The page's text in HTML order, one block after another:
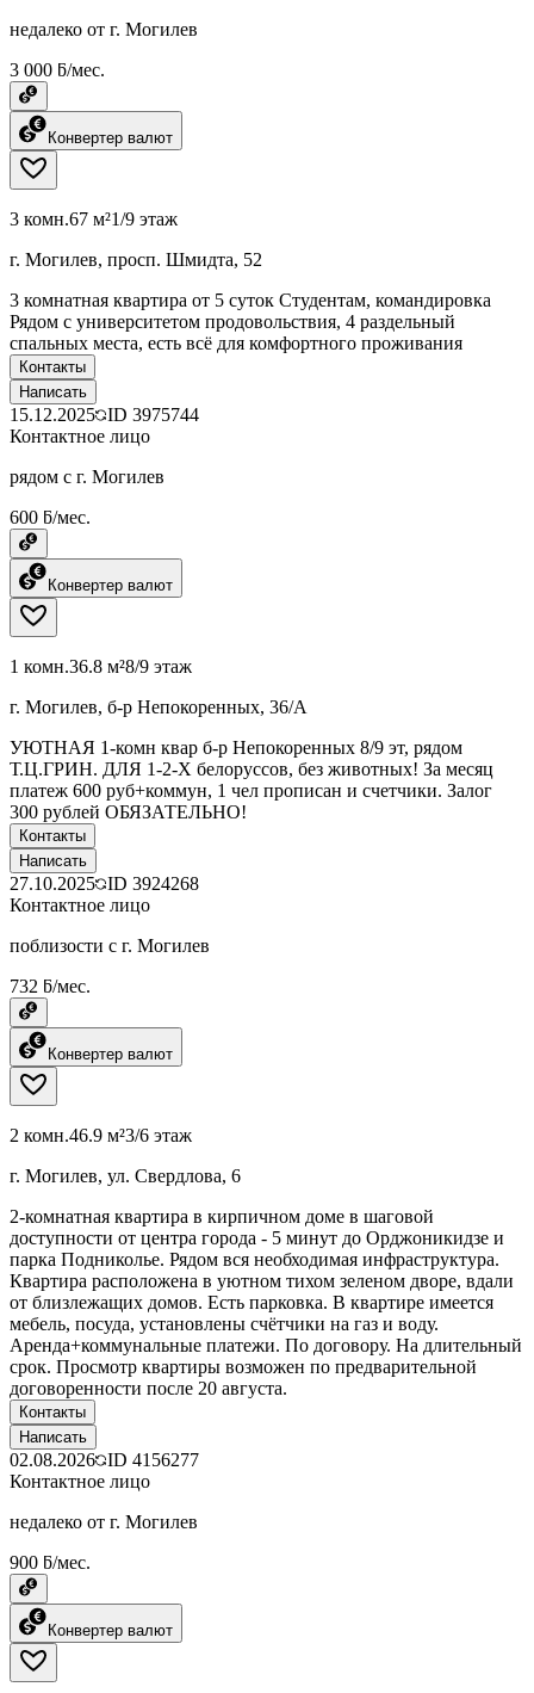
недалеко от г. Могилев
3 000 ƃ/мес.
Конвертер валют
3 комн.67 м²1/9 этаж
г. Могилев, просп. Шмидта, 52
3 комнатная квартира от 5 суток Студентам, командировка
Рядом с университетом продовольствия, 4 раздельный
спальных места, есть всё для комфортного проживания
Контакты
Написать
15.12.2025 ID 3975744
Контактное лицо
рядом с г. Могилев
600 ƃ/мес.
Конвертер валют
1 комн.36.8 м²8/9 этаж
г. Могилев, б-р Непокоренных, 36/А
УЮТНАЯ 1-комн квар б-р Непокоренных 8/9 эт, рядом
Т.Ц.ГРИН. ДЛЯ 1-2-Х белоруссов, без животных! За месяц
платеж 600 руб+коммун, 1 чел прописан и счетчики. Залог
300 рублей ОБЯЗАТЕЛЬНО!
Контакты
Написать
27.10.2025 ID 3924268
Контактное лицо
поблизости с г. Могилев
732 ƃ/мес.
Конвертер валют
2 комн.46.9 м²3/6 этаж
г. Могилев, ул. Свердлова, 6
2-комнатная квартира в кирпичном доме в шаговой
доступности от центра города - 5 минут до Орджоникидзе и
парка Подниколье. Рядом вся необходимая инфраструктура.
Квартира расположена в уютном тихом зеленом дворе, вдали
от близлежащих домов. Есть парковка. В квартире имеется
мебель, посуда, установлены счётчики на газ и воду.
Аренда+коммунальные платежи. По договору. На длительный
срок. Просмотр квартиры возможен по предварительной
договоренности после 20 августа.
Контакты
Написать
02.08.2026 ID 4156277
Контактное лицо
недалеко от г. Могилев
900 ƃ/мес.
Конвертер валют